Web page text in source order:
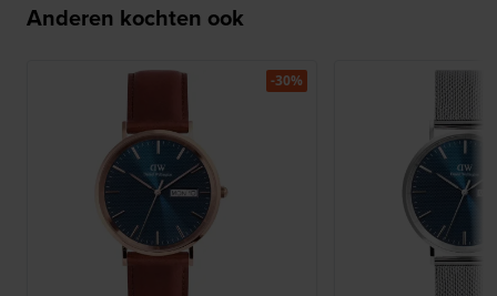
Anderen kochten ook
-30%